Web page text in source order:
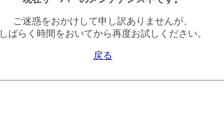
ご迷惑をおかけして申し訳ありませんが、
しばらく時間をおいてから再度お試しください。
戻る